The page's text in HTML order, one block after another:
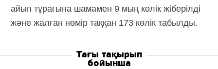
айып тұрағына шамамен 9 мың көлік жіберілді
және жалған нөмір таққан 173 көлік табылды.
Тағы тақырып
бойынша